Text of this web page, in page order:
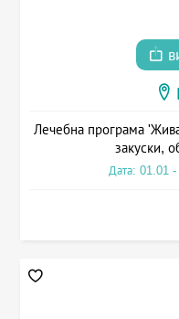
Лечебна програма
закуски,
Дата: 01.01